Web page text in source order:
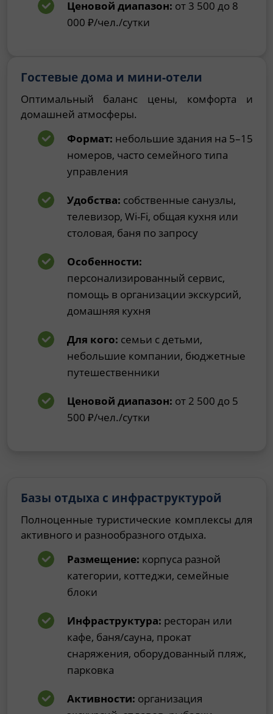
Ценовой диапазон: от 3 500 до 8
000 ₽/чел./сутки
Гостевые дома и мини-отели
Оптимальный баланс цены, комфорта и
домашней атмосферы.
Формат: небольшие здания на 5–15
номеров, часто семейного типа
управления
Удобства: собственные санузлы,
телевизор, Wi-Fi, общая кухня или
столовая, баня по запросу
Особенности:
персонализированный сервис,
помощь в организации экскурсий,
домашняя кухня
Для кого: семьи с детьми,
небольшие компании, бюджетные
путешественники
Ценовой диапазон: от 2 500 до 5
500 ₽/чел./сутки
Базы отдыха с инфраструктурой
Полноценные туристические комплексы для
активного и разнообразного отдыха.
Размещение: корпуса разной
категории, коттеджи, семейные
блоки
Инфраструктура: ресторан или
кафе, баня/сауна, прокат
снаряжения, оборудованный пляж,
парковка
Активности: организация